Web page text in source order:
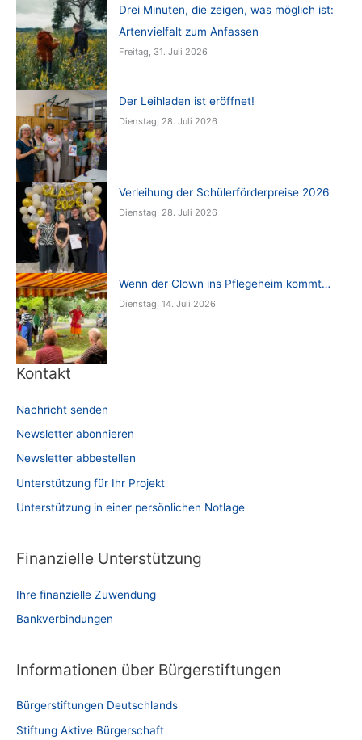
Drei Minuten, die zeigen, was möglich ist:
Artenvielfalt zum Anfassen
Freitag, 31. Juli 2026
Der Leihladen ist eröffnet!
Dienstag, 28. Juli 2026
Verleihung der Schülerförderpreise 2026
Dienstag, 28. Juli 2026
Wenn der Clown ins Pflegeheim kommt…
Dienstag, 14. Juli 2026
Kontakt
Nachricht senden
Newsletter abonnieren
Newsletter abbestellen
Unterstützung für Ihr Projekt
Unterstützung in einer persönlichen Notlage
Finanzielle Unterstützung
Ihre finanzielle Zuwendung
Bankverbindungen
Informationen über Bürgerstiftungen
Bürgerstiftungen Deutschlands
Stiftung Aktive Bürgerschaft